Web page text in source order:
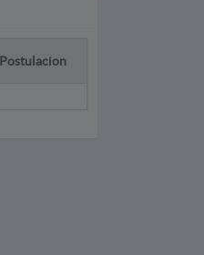
Postulacion